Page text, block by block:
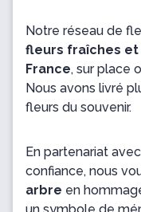
Notre réseau de
fleurs fraîches et
France, sur place
Nous avons livré
fleurs du souvenir.
En partenariat
confiance, nous
arbre en